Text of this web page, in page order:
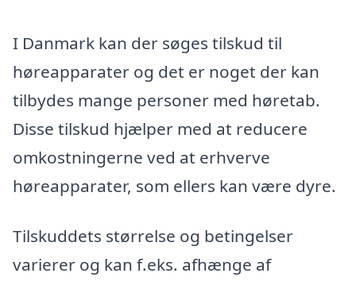
I Danmark kan der søges tilskud til
høreapparater og det er noget der kan
tilbydes mange personer med høretab.
Disse tilskud hjælper med at reducere
omkostningerne ved at erhverve
høreapparater, som ellers kan være dyre.
Tilskuddets størrelse og betingelser
varierer og kan f.eks. afhænge af